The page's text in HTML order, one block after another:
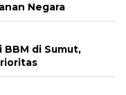
Negara
BBM di Sumut,